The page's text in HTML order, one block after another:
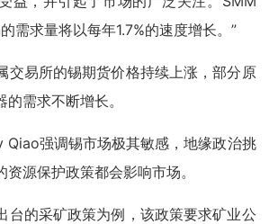
需求量将以每年1.7%的速度增长。”
交易所的锡期货价格持续上涨，部分原
需求不断增长。
强调锡市场极其敏感，地缘政治挑
源保护政策都会影响市场。
台的采矿政策为例，该政策要求矿业公